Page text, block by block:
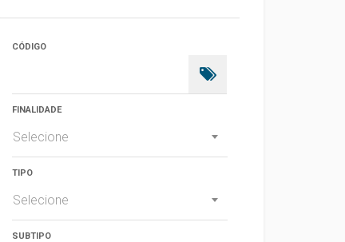
CÓDIGO
FINALIDADE
Selecione
TIPO
Selecione
SUBTIPO